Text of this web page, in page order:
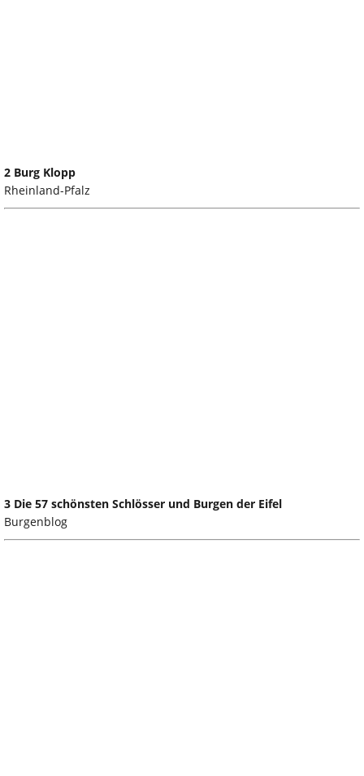
2 Burg Klopp
Rheinland-Pfalz
3 Die 57 schönsten Schlösser und Burgen der Eifel
Burgenblog